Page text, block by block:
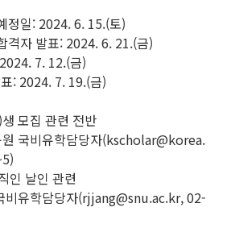
정일: 2024. 6. 15.(토)
격자 발표: 2024. 6. 21.(금)
7. 12.(금)
: 2024. 7. 19.(금)
모집 관련 전반
국비유학담당자(kscholar@korea.
인 날인 관련
유학담당자(rjjang@snu.ac.kr, 02-